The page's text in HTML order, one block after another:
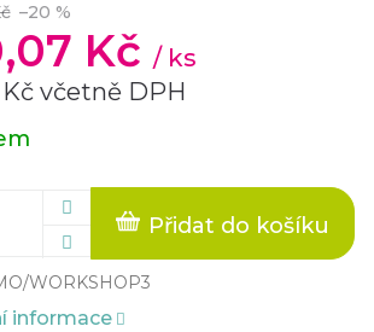
–20 %
Kč / ks
Kč včetně DPH
Přidat do košíku
WORKSHOP3
informace